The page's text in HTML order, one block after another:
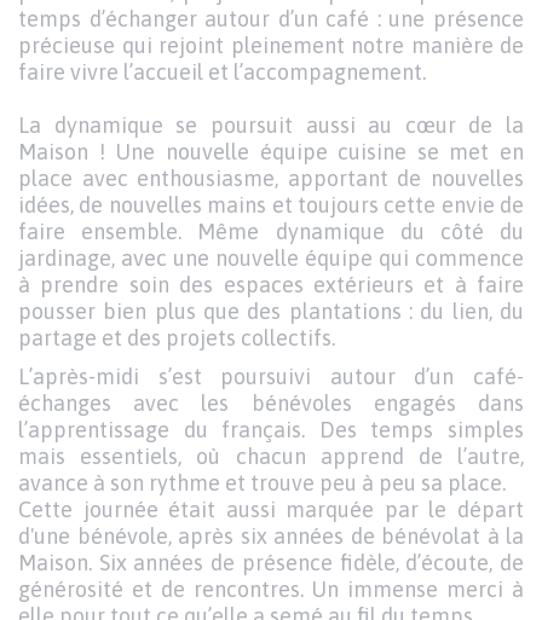
temps d’échanger autour d’un café : une présence
précieuse qui rejoint pleinement notre manière de
faire vivre l’accueil et l’accompagnement.
La dynamique se poursuit aussi au cœur de la
Maison ! Une nouvelle équipe cuisine se met en
place avec enthousiasme, apportant de nouvelles
idées, de nouvelles mains et toujours cette envie de
faire ensemble. Même dynamique du côté du
jardinage, avec une nouvelle équipe qui commence
à prendre soin des espaces extérieurs et à faire
pousser bien plus que des plantations : du lien, du
partage et des projets collectifs.
L’après-midi s’est poursuivi autour d’un café-
échanges avec les bénévoles engagés dans
l’apprentissage du français. Des temps simples
mais essentiels, où chacun apprend de l’autre,
avance à son rythme et trouve peu à peu sa place.
Cette journée était aussi marquée par le départ
d'une bénévole, après six années de bénévolat à la
Maison. Six années de présence fidèle, d’écoute, de
générosité et de rencontres. Un immense merci à